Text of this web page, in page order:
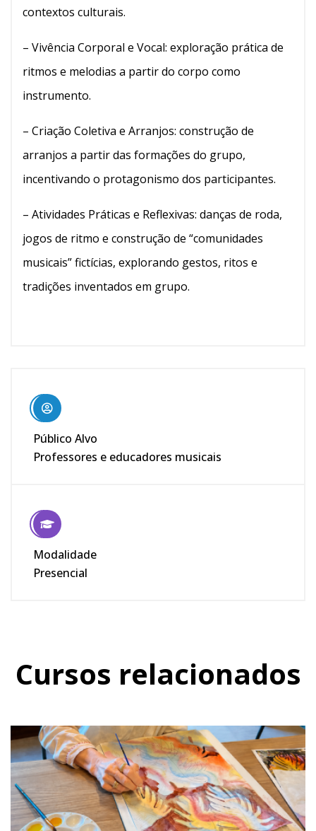
contextos culturais.
– Vivência Corporal e Vocal: exploração prática de
ritmos e melodias a partir do corpo como
instrumento.
– Criação Coletiva e Arranjos: construção de
arranjos a partir das formações do grupo,
incentivando o protagonismo dos participantes.
– Atividades Práticas e Reflexivas: danças de roda,
jogos de ritmo e construção de “comunidades
musicais” fictícias, explorando gestos, ritos e
tradições inventados em grupo.
Público Alvo
Professores e educadores musicais
Modalidade
Presencial
Cursos relacionados